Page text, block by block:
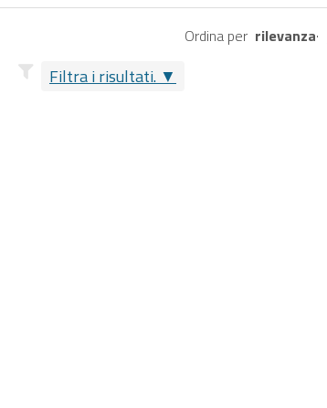
Filtra i risultati.
Ordina per rilevanza·